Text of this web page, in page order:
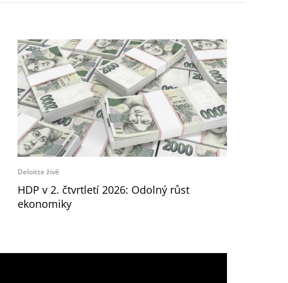
Deloitte živě
HDP v 2. čtvrtletí 2026: Odolný růst
ekonomiky